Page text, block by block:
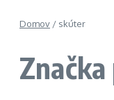
Domov / skúter